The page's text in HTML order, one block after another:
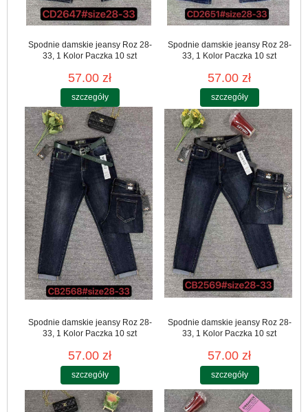
Spodnie damskie jeansy Roz 28-
33, 1 Kolor Paczka 10 szt
57.00 zł
szczegóły
Spodnie damskie jeansy Roz 28-
33, 1 Kolor Paczka 10 szt
57.00 zł
szczegóły
Spodnie damskie jeansy Roz 28-
33, 1 Kolor Paczka 10 szt
57.00 zł
szczegóły
Spodnie damskie jeansy Roz 28-
33, 1 Kolor Paczka 10 szt
57.00 zł
szczegóły